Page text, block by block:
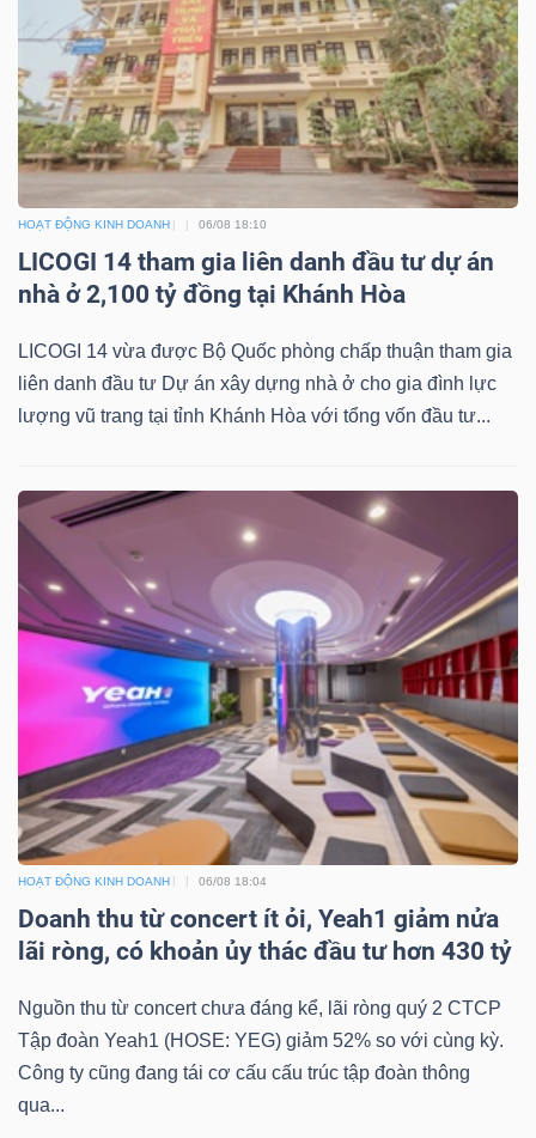
HOẠT ĐỘNG KINH DOANH 06/08 18:10
LICOGI 14 tham gia liên danh đầu tư dự án
nhà ở 2,100 tỷ đồng tại Khánh Hòa
LICOGI 14 vừa được Bộ Quốc phòng chấp thuận tham gia
liên danh đầu tư Dự án xây dựng nhà ở cho gia đình lực
lượng vũ trang tại tỉnh Khánh Hòa với tổng vốn đầu tư...
HOẠT ĐỘNG KINH DOANH 06/08 18:04
Doanh thu từ concert ít ỏi, Yeah1 giảm nửa
lãi ròng, có khoản ủy thác đầu tư hơn 430 tỷ
Nguồn thu từ concert chưa đáng kể, lãi ròng quý 2 CTCP
Tập đoàn Yeah1 (HOSE: YEG) giảm 52% so với cùng kỳ.
Công ty cũng đang tái cơ cấu cấu trúc tập đoàn thông
qua...